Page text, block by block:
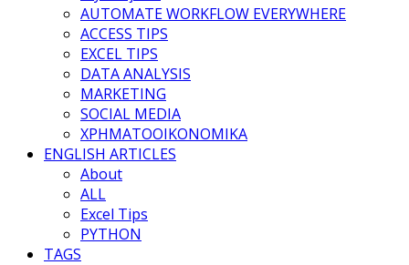
AUTOMATE WORKFLOW EVERYWHERE
ACCESS TIPS
EXCEL TIPS
DATA ANALYSIS
MARKETING
SOCIAL MEDIA
ΧΡΗΜΑΤΟΟΙΚΟΝΟΜΙΚΑ
ENGLISH ARTICLES
About
ALL
Excel Tips
PYTHON
TAGS